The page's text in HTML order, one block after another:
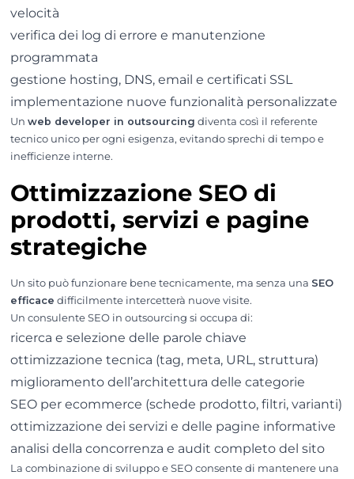
velocità
verifica dei log di errore e manutenzione
programmata
gestione hosting, DNS, email e certificati SSL
implementazione nuove funzionalità personalizzate
Un web developer in outsourcing diventa così il referente
tecnico unico per ogni esigenza, evitando sprechi di tempo e
inefficienze interne.
Ottimizzazione SEO di
prodotti, servizi e pagine
strategiche
Un sito può funzionare bene tecnicamente, ma senza una SEO
efficace difficilmente intercetterà nuove visite.
Un consulente SEO in outsourcing si occupa di:
ricerca e selezione delle parole chiave
ottimizzazione tecnica (tag, meta, URL, struttura)
miglioramento dell’architettura delle categorie
SEO per ecommerce (schede prodotto, filtri, varianti)
ottimizzazione dei servizi e delle pagine informative
analisi della concorrenza e audit completo del sito
La combinazione di sviluppo e SEO consente di mantenere una